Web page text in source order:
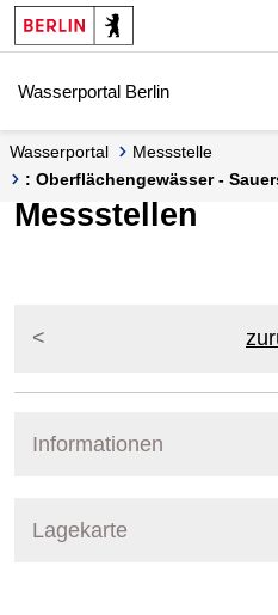
Springe zur Navigation
Springe zum Inhalt
Wasserportal Berlin
Wasserportal
Messstelle
: Oberflächengewässer -
Messstellen
Informationen
Lagekarte